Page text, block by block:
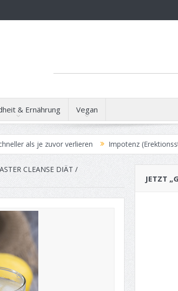
& Ernährung Vegan
zuvor verlieren Impotenz (Erektionsstörungen)
CLEANSE DIÄT /
JETZT